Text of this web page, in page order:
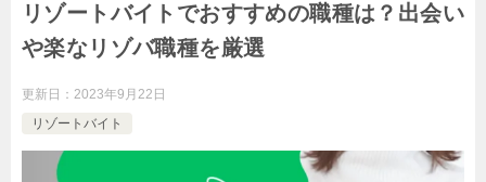
リゾートバイトでおすすめの職種は？出会い
や楽なリゾバ職種を厳選
更新日： 2023年9月22日
リゾートバイト